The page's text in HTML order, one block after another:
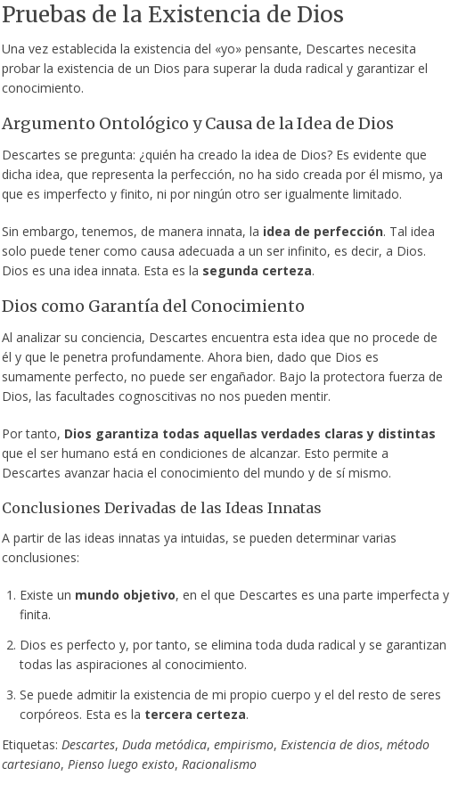
Pruebas de la Existencia de Dios
Una vez establecida la existencia del «yo» pensante, Descartes necesita
probar la existencia de un Dios para superar la duda radical y garantizar el
conocimiento.
Argumento Ontológico y Causa de la Idea de Dios
Descartes se pregunta: ¿quién ha creado la idea de Dios? Es evidente que
dicha idea, que representa la perfección, no ha sido creada por él mismo, ya
que es imperfecto y finito, ni por ningún otro ser igualmente limitado.
Sin embargo, tenemos, de manera innata, la idea de perfección. Tal idea
solo puede tener como causa adecuada a un ser infinito, es decir, a Dios.
Dios es una idea innata. Esta es la segunda certeza.
Dios como Garantía del Conocimiento
Al analizar su conciencia, Descartes encuentra esta idea que no procede de
él y que le penetra profundamente. Ahora bien, dado que Dios es
sumamente perfecto, no puede ser engañador. Bajo la protectora fuerza de
Dios, las facultades cognoscitivas no nos pueden mentir.
Por tanto, Dios garantiza todas aquellas verdades claras y distintas
que el ser humano está en condiciones de alcanzar. Esto permite a
Descartes avanzar hacia el conocimiento del mundo y de sí mismo.
Conclusiones Derivadas de las Ideas Innatas
A partir de las ideas innatas ya intuidas, se pueden determinar varias
conclusiones:
Existe un mundo objetivo, en el que Descartes es una parte imperfecta y
finita.
Dios es perfecto y, por tanto, se elimina toda duda radical y se garantizan
todas las aspiraciones al conocimiento.
Se puede admitir la existencia de mi propio cuerpo y el del resto de seres
corpóreos. Esta es la tercera certeza.
Etiquetas: Descartes, Duda metódica, empirismo, Existencia de dios, método
cartesiano, Pienso luego existo, Racionalismo